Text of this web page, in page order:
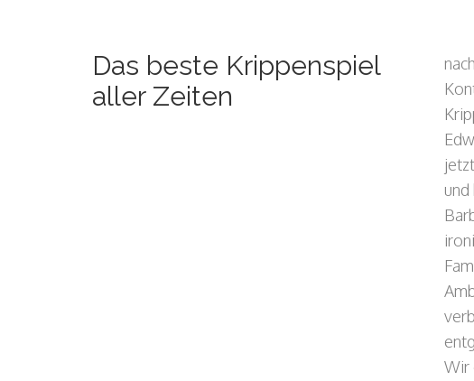
Das beste Krippenspiel
aller Zeiten
Wir